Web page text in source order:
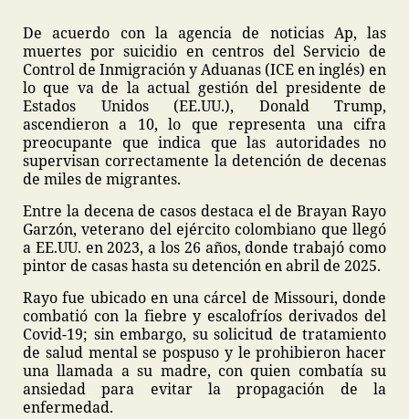
De acuerdo con la agencia de noticias Ap, las
muertes por suicidio en centros del Servicio de
Control de Inmigración y Aduanas (ICE en inglés) en
lo que va de la actual gestión del presidente de
Estados Unidos (EE.UU.), Donald Trump,
ascendieron a 10, lo que representa una cifra
preocupante que indica que las autoridades no
supervisan correctamente la detención de decenas
de miles de migrantes.
Entre la decena de casos destaca el de Brayan Rayo
Garzón, veterano del ejército colombiano que llegó
a EE.UU. en 2023, a los 26 años, donde trabajó como
pintor de casas hasta su detención en abril de 2025.
Rayo fue ubicado en una cárcel de Missouri, donde
combatió con la fiebre y escalofríos derivados del
Covid-19; sin embargo, su solicitud de tratamiento
de salud mental se pospuso y le prohibieron hacer
una llamada a su madre, con quien combatía su
ansiedad para evitar la propagación de la
enfermedad.